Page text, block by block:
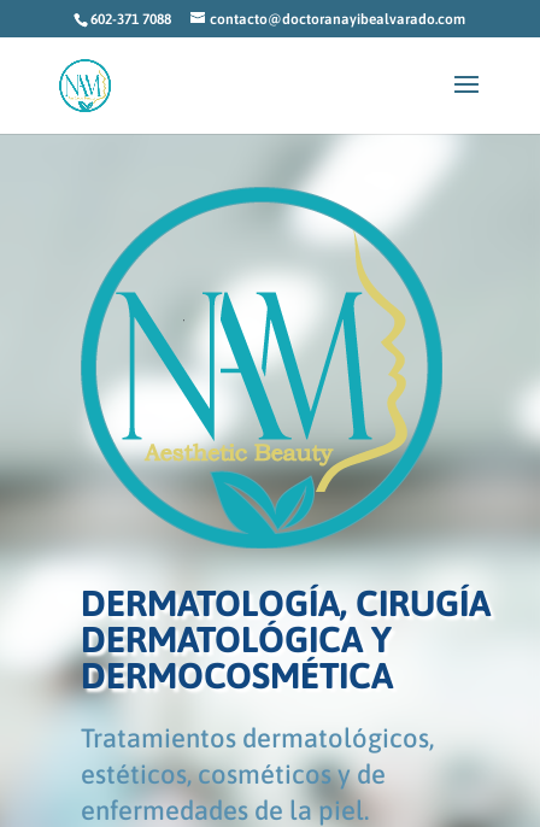
602-371 7088 contacto@doctoranayibealvarado.com
DERMATOLOGÍA, CIRUGÍA
DERMATOLÓGICA Y
DERMOCOSMÉTICA
Tratamientos dermatológicos,
estéticos, cosméticos y de
enfermedades de la piel.